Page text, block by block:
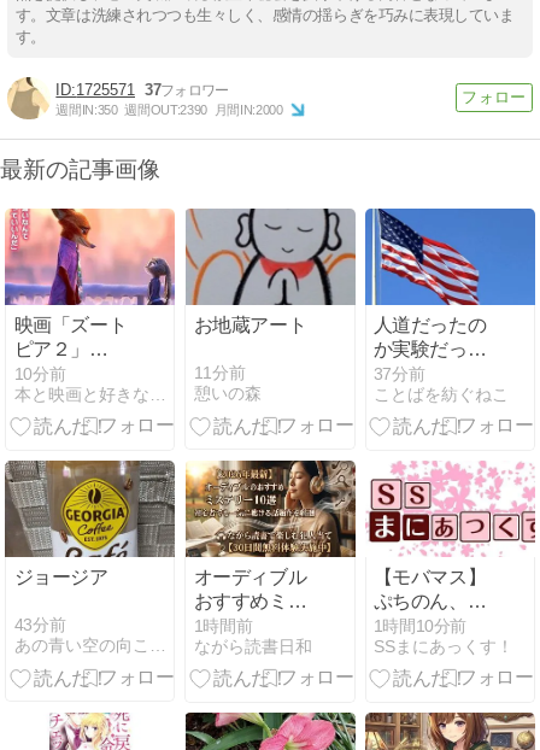
す。文章は洗練されつつも生々しく、感情の揺らぎを巧みに表現していま
す。
1725571 37
週間IN:350 週間OUT:2390 月間IN:2000
最新の記事画像
映画「ズート
ピア２」
★★★☆☆ど
うしてズート
ピアには爬虫
か？
11分前
本と映画と好きなこと…ｙｏｕのブログ
お地蔵アート
11分前
憩いの森
人道だったの
か実験だった
のか❌対話と
いう挑戦
38分前
ことばを紡ぐねこ
ジョージア
43分前
あの青い空の向こうへ
オーディブル
おすすめミス
テリー10選
1時間前
ながら読書日和
【モバマス】
ぷちのん、ふ
てのんと化
す。
1時間10分前
SSまにあっくす！